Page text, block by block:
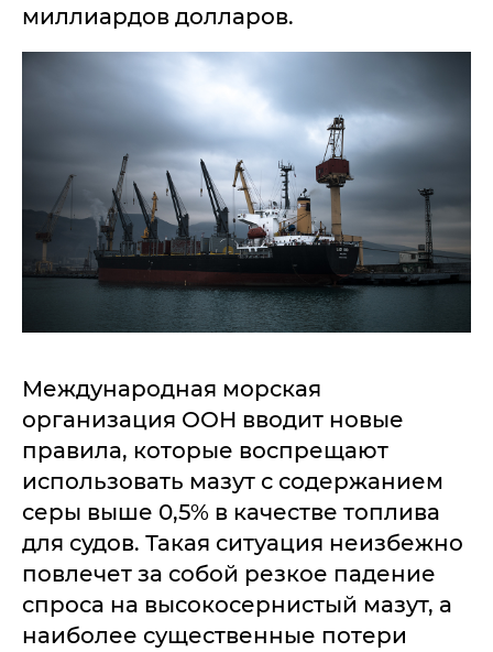
миллиардов долларов.
Международная морская
организация ООН вводит новые
правила, которые воспрещают
использовать мазут с содержанием
серы выше 0,5% в качестве топлива
для судов. Такая ситуация неизбежно
повлечет за собой резкое падение
спроса на высокосернистый мазут, а
наиболее существенные потери